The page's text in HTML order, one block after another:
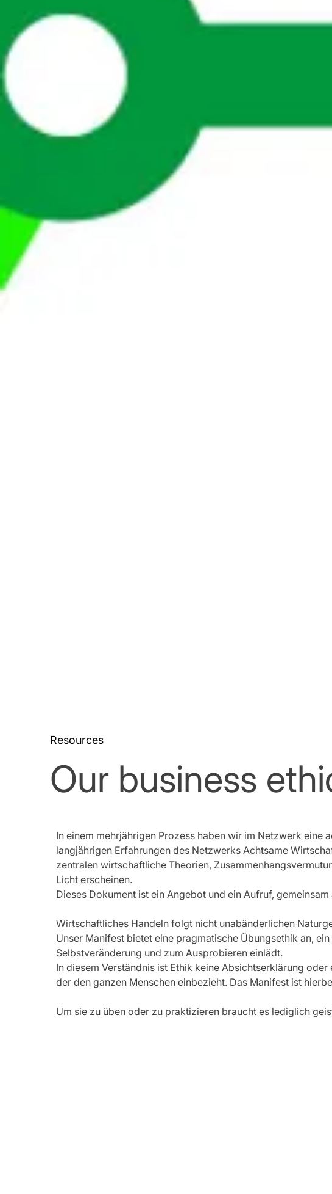
Resources
Our business
In einem mehrjährigen Prozess haben wir im Netzwerk
langjährigen Erfahrungen des Netzwerks Achtsame
zentralen wirtschaftliche Theorien,
Licht erscheinen.
Dieses Dokument ist ein Angebot und ein Aufruf,
Wirtschaftliches Handeln folgt nicht unabänderlichen
Unser Manifest bietet eine pragmatische Übungsethik an,
Selbstveränderung und zum Ausprobieren einlädt.
In diesem Verständnis ist Ethik keine Absichtserklärung
der den ganzen Menschen einbezieht. Das Manifest ist
Um sie zu üben oder zu praktizieren braucht es lediglich